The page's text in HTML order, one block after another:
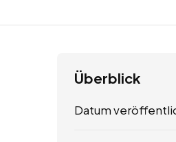
Überblick
Datum